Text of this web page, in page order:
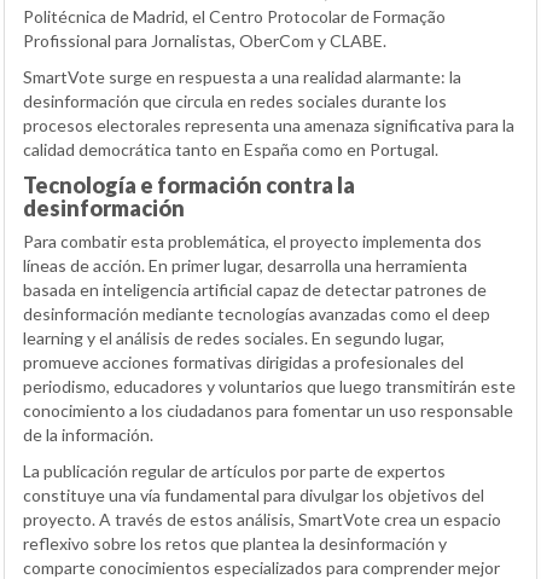
Politécnica de Madrid, el Centro Protocolar de Formação
Profissional para Jornalistas, OberCom y CLABE.
SmartVote surge en respuesta a una realidad alarmante: la
desinformación que circula en redes sociales durante los
procesos electorales representa una amenaza significativa para la
calidad democrática tanto en España como en Portugal.
Tecnología e formación contra la
desinformación
Para combatir esta problemática, el proyecto implementa dos
líneas de acción. En primer lugar, desarrolla una herramienta
basada en inteligencia artificial capaz de detectar patrones de
desinformación mediante tecnologías avanzadas como el deep
learning y el análisis de redes sociales. En segundo lugar,
promueve acciones formativas dirigidas a profesionales del
periodismo, educadores y voluntarios que luego transmitirán este
conocimiento a los ciudadanos para fomentar un uso responsable
de la información.
La publicación regular de artículos por parte de expertos
constituye una vía fundamental para divulgar los objetivos del
proyecto. A través de estos análisis, SmartVote crea un espacio
reflexivo sobre los retos que plantea la desinformación y
comparte conocimientos especializados para comprender mejor